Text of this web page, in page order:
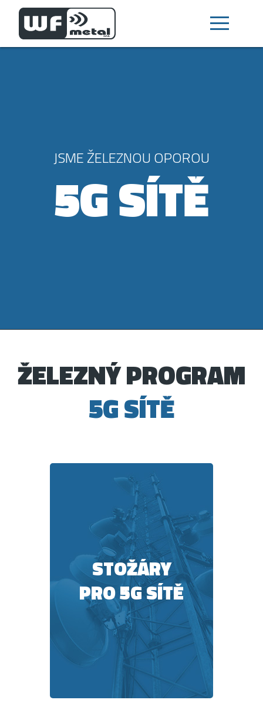
JSME ŽELEZNOU OPOROU
5G SÍTĚ
ŽELEZNÝ PROGRAM
5G SÍTĚ
STOŽÁRY
PRO 5G SÍTĚ